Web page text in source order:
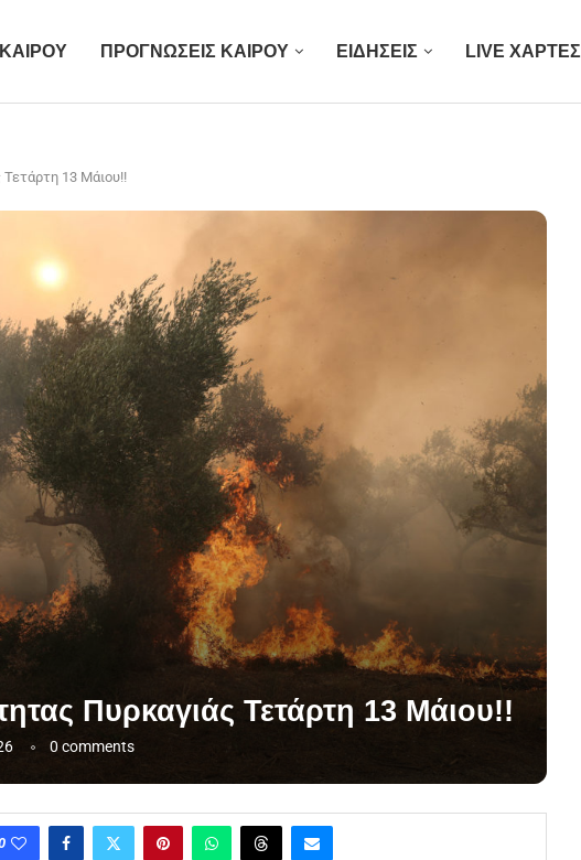
ΠΡΟΓΝΩΣΕΙΣ ΚΑΙΡΟΥ ΕΙΔΗΣΕΙΣ LIVE ΧΑΡΤΕΣ
Τετάρτη 13 Μάιου!!
Πυρκαγιάς Τετάρτη 13 Μάιου!!
0 comments